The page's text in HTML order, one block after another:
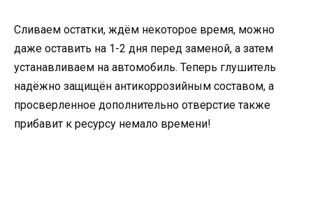
Сливаем остатки, ждём некоторое время, можно
даже оставить на 1-2 дня перед заменой, а затем
устанавливаем на автомобиль. Теперь глушитель
надёжно защищён антикоррозийным составом, а
просверленное дополнительно отверстие также
прибавит к ресурсу немало времени!